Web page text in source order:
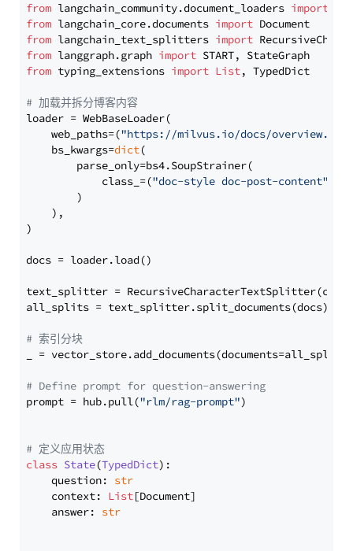
from langchain_community.document_loaders import
from langchain_core.documents import
from langchain_text_splitters import
from langgraph.graph import
from typing_extensions import List, TypedDict
# 加载并拆分博客内容
loader = WebBaseLoader(
    web_paths=(
"https://milvus.io/docs/overview.md"
    bs_kwargs=
dict(
        parse_only=bs4.SoupStrainer(
            class_=(
"doc-style doc-post-content"
        )
    ),
)
docs = loader.load()
text_splitter =
all_splits = text_splitter.split_documents(docs)
# 索引分块
_ = vector_store.add_documents(documents=all_splits)
# Define prompt for question-answering
prompt = hub.pull("rlm/rag-prompt")
# 定义应用状态
class State(TypedDict):
    question:
str
    context:
List[Document]
    answer:
str